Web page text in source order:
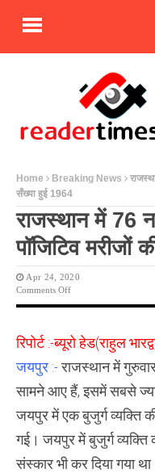
Home Breaking News
सँख्या हुई 1964
राजस्थान में 76
पॉजिटिव मरीजों
Apr 24, 2020
Comments OffOn
नए
मामले,प्रदेश
में
पॉजिटिव
की
सँख्या
हुई
रिपोर्ट :-ब्यूरो हेड(राहुल
जयपुर :-राजस्थान में
सामने आए हैं, इसमें सबसे
जयपुर में एक बुजुर्ग व्यक्ति
गई। जयपुर में बुजुर्ग
संस्कार भी कर दिया गया